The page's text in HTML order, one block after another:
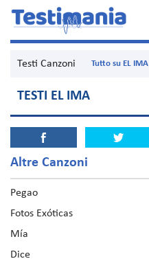
Testi Canzoni Tutto su EL IMA
TESTI EL IMA
Altre Canzoni
Pegao
Fotos Exóticas
Mía
Dice